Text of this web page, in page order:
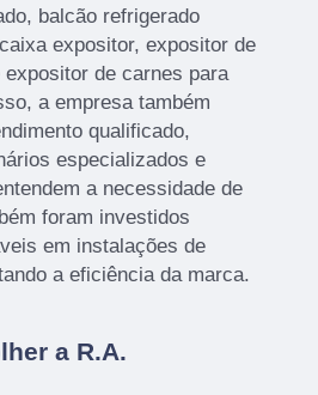
balcão refrigerado
expositor, expositor de
de carnes para
a empresa também
qualificado,
especializados e
a necessidade de
foram investidos
em instalações de
a eficiência da marca.
a R.A.